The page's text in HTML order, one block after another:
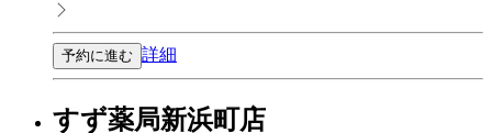
予約に進む 詳細
すず薬局新浜町店